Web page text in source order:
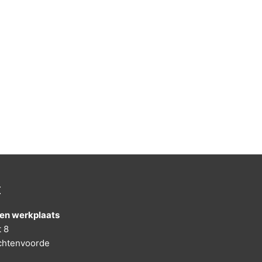
werkplaats
8